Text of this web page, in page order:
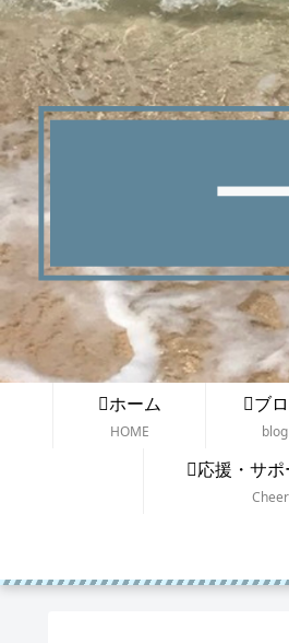
ホーム
HOME
ブ
blog
応援・サ
Cheer